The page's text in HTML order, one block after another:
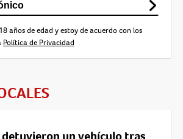
años de edad y estoy de acuerdo con los
Política de Privacidad